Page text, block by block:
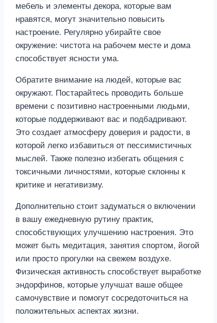
мебель и элементы декора, которые вам
нравятся, могут значительно повысить
настроение. Регулярно убирайте свое
окружение: чистота на рабочем месте и дома
способствует ясности ума.
Обратите внимание на людей, которые вас
окружают. Постарайтесь проводить больше
времени с позитивно настроенными людьми,
которые поддерживают вас и подбадривают.
Это создает атмосферу доверия и радости, в
которой легко избавиться от пессимистичных
мыслей. Также полезно избегать общения с
токсичными личностями, которые склонны к
критике и негативизму.
Дополнительно стоит задуматься о включении
в вашу ежедневную рутину практик,
способствующих улучшению настроения. Это
может быть медитация, занятия спортом, йогой
или просто прогулки на свежем воздухе.
Физическая активность способствует выработке
эндорфинов, которые улучшат ваше общее
самочувствие и помогут сосредоточиться на
положительных аспектах жизни.